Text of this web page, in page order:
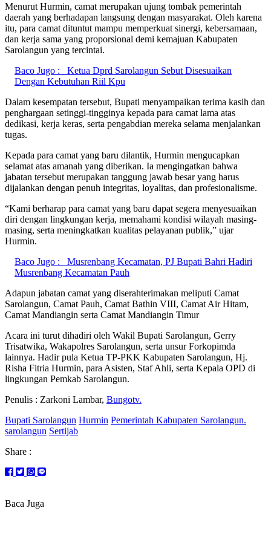
Menurut Hurmin, camat merupakan ujung tombak pemerintah
daerah yang berhadapan langsung dengan masyarakat. Oleh karena
itu, para camat dituntut mampu memperkuat sinergi, kebersamaan,
dan kerja sama yang proporsional demi kemajuan Kabupaten
Sarolangun yang tercintai.
Baco Jugo :
Ketua Dprd Sarolangun Sebut Disesuaikan
Dengan Kebutuhan Riil Kpu
Dalam kesempatan tersebut, Bupati menyampaikan terima kasih dan
penghargaan setinggi-tingginya kepada para camat lama atas
dedikasi, kerja keras, serta pengabdian mereka selama menjalankan
tugas.
Kepada para camat yang baru dilantik, Hurmin mengucapkan
selamat atas amanah yang diberikan. Ia mengingatkan bahwa
jabatan tersebut merupakan tanggung jawab besar yang harus
dijalankan dengan penuh integritas, loyalitas, dan profesionalisme.
“Kami berharap para camat yang baru dapat segera menyesuaikan
diri dengan lingkungan kerja, memahami kondisi wilayah masing-
masing, serta meningkatkan kualitas pelayanan publik,” ujar
Hurmin.
Baco Jugo :
Musrenbang Kecamatan, PJ Bupati Bahri Hadiri
Musrenbang Kecamatan Pauh
Adapun jabatan camat yang diserahterimakan meliputi Camat
Sarolangun, Camat Pauh, Camat Bathin VIII, Camat Air Hitam,
Camat Mandiangin serta Camat Mandiangin Timur
Acara ini turut dihadiri oleh Wakil Bupati Sarolangun, Gerry
Trisatwika, Wakapolres Sarolangun, serta unsur Forkopimda
lainnya. Hadir pula Ketua TP-PKK Kabupaten Sarolangun, Hj.
Risha Fitria Hurmin, para Asisten, Staf Ahli, serta Kepala OPD di
lingkungan Pemkab Sarolangun.
Penulis : Zarkoni Lambar, Bungotv.
Bupati Sarolangun Hurmin Pemerintah Kabupaten Sarolangun.
sarolangun Sertijab
Share :
Baca Juga